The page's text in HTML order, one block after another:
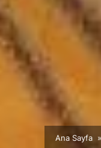
Ana Sayfa